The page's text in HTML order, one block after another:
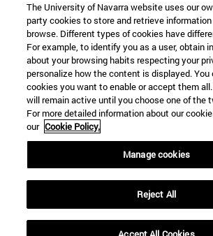
The University of Navarra website uses our
party cookies to store and retrieve
browse. Different types of cookies have
For example, to identify you as a user, obtain
about your browsing habits respecting your
personalize how the content is displayed.
cookies you want to enable or accept them
will remain active until you choose one of the
For more detailed information about our
our Cookie Policy.
Manage cookies
Reject All